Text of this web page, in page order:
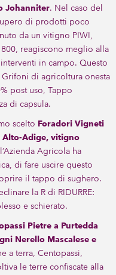
Johanniter. Nel caso del
di prodotti poco
da un vitigno PIWI,
reagiscono meglio alla
in campo. Questo
di agricoltura onesta
post uso, Tappo
di capsula.
scelto Foradori Vigneti
Alto-Adige, vitigno
Agricola ha
di fare uscire questo
il tappo di sughero.
la R di RIDURRE:
e schierato.
Pietre a Purtedda
Nerello Mascalese e
a terra, Centopassi,
le terre confiscate alla